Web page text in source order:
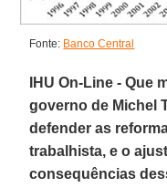
Fonte: Banco Central
IHU On-Line - Que
governo de Michel
defender as
trabalhista, e o
consequências